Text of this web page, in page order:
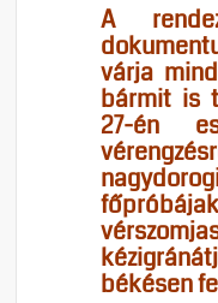
A
várja
bármit is
27-én
békésen